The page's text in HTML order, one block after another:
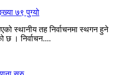
७९ पुग्यो
स्थानीय तह निर्वाचनमा स्थगन हुने
छ । निर्वाचन....